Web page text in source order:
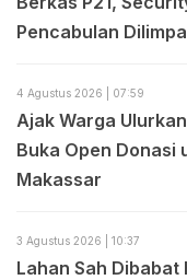
Pencabulan
4 Agustus 2026 | 07:59
Ajak Warga
Buka Open Donasi
Makassar
3 Agustus 2026 | 10:37
Lahan Sah Dibabat